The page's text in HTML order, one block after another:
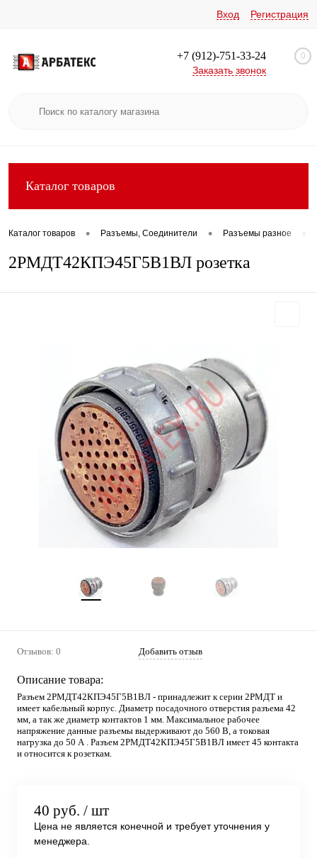
Вход Регистрация
+7 (912)-751-33-24
Заказать звонок
0
Каталог товаров
Каталог товаров • Разъемы, Соединители • Разъемы разное
2РМДТ42КПЭ45Г5В1ВЛ розетка
Отзывов: 0 Добавить отзыв
Описание товара:
Разъем 2РМДТ42КПЭ45Г5В1ВЛ - принадлежит к серии 2РМДТ и
имеет кабельный корпус. Диаметр посадочного отверстия разъема 42
мм, а так же диаметр контактов 1 мм. Максимальное рабочее
напряжение данные разъемы выдерживают до 560 В, а токовая
нагрузка до 50 А . Разъем 2РМДТ42КПЭ45Г5В1ВЛ имеет 45 контакта
и относится к розеткам.
40 руб. / шт
Цена не является конечной и требует уточнения у
менеджера.